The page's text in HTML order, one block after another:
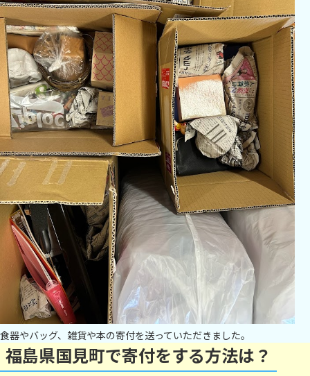
食器やバッグ、雑貨や本の寄付を送っていただきました。
福島県国見町で寄付をする方法は？